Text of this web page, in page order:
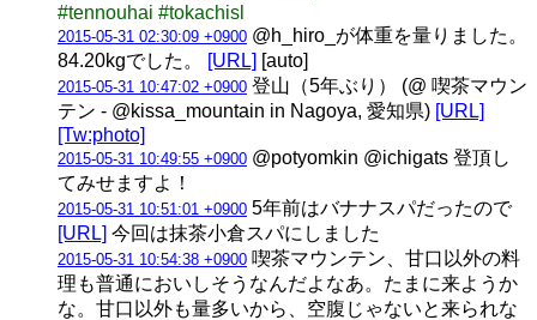
#tennouhai #tokachisl
2015-05-31 02:30:09 +0900 @h_hiro_が体重を量りました。
84.20kgでした。
[URL] [auto]
2015-05-31 10:47:02 +0900 登山（5年ぶり） (@ 喫茶マウン
テン - @kissa_mountain in Nagoya, 愛知県) [URL]
[Tw:photo]
2015-05-31 10:49:55 +0900 @potyomkin @ichigats 登頂し
てみせますよ！
2015-05-31 10:51:01 +0900 5年前はバナナスパだったので
[URL] 今回は抹茶小倉スパにしました
2015-05-31 10:54:38 +0900 喫茶マウンテン、甘口以外の料
理も普通においしそうなんだよなあ。たまに来ようか
な。甘口以外も量多いから、空腹じゃないと来られな